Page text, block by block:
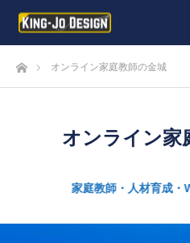
ホームオンライン家庭教師の金城
オンライン家
家庭教師・人材育成・Webデザ